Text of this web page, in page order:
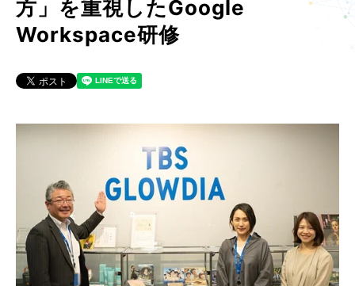
方」を重視したGoogle
Workspace研修